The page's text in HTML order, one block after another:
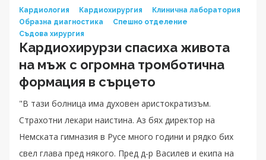
Кардиология
Кардиохирургия
Клинична лаборатория
Образна диагностика
Спешно отделение
Съдова хирургия
Кардиохирурзи спасиха живота
на мъж с огромна тромботична
формация в сърцето
"В тази болница има духовен аристократизъм.
Страхотни лекари наистина. Аз бях директор на
Немската гимназия в Русе много години и рядко бих
свел глава пред някого. Пред д-р Василев и екипа на